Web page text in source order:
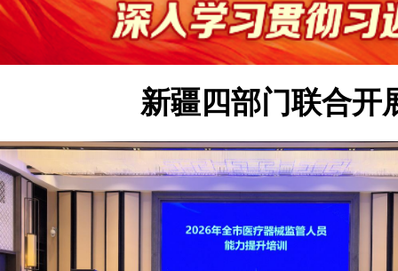
新疆四部门联合开